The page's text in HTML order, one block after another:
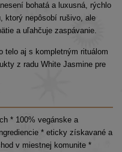
bohatá a luxusná, rýchlo
ktorý nepôsobí rušivo, ale
a uľahčuje zaspávanie.
telo aj s kompletným rituálom
z radu White Jasmine pre
* 100% vegánske a
* eticky získavané a
v miestnej komunite *